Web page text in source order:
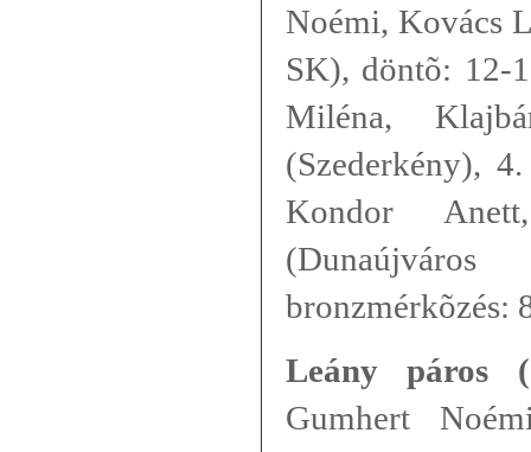
Noémi,
SK), döntõ: 12-
Miléna,
(Szederkény),
Kondor
bronzmérkõzés:
Leány páros
Gumhert